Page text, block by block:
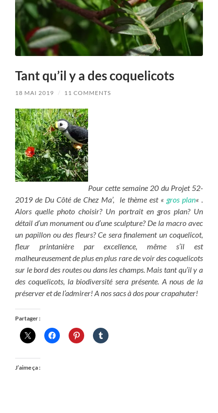
Tant qu’il y a des coquelicots
18 MAI 2019 / 11 COMMENTS
Pour cette semaine 20 du Projet 52-
2019 de Du Côté de Chez Ma’, le thème est « gros plan« .
Alors quelle photo choisir? Un portrait en gros plan? Un
détail d’un monument ou d’une sculpture? De la macro avec
un papillon ou des fleurs? Ce sera finalement un coquelicot,
fleur printanière par excellence, même s’il est
malheureusement de plus en plus rare de voir des coquelicots
sur le bord des routes ou dans les champs. Mais tant qu’il y a
des coquelicots, la biodiversité sera présente. A nous de la
préserver et de l’admirer! A nos sacs à dos pour crapahuter!
Partager :
J’aime ça :